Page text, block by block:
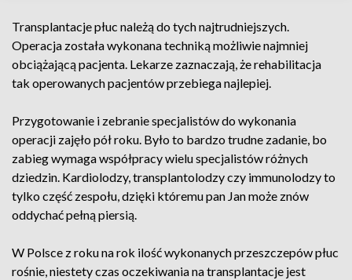
Transplantacje płuc należą do tych najtrudniejszych.
Operacja została wykonana techniką możliwie najmniej
obciążającą pacjenta. Lekarze zaznaczają, że rehabilitacja
tak operowanych pacjentów przebiega najlepiej.
Przygotowanie i zebranie specjalistów do wykonania
operacji zajęło pół roku. Było to bardzo trudne zadanie, bo
zabieg wymaga współpracy wielu specjalistów różnych
dziedzin. Kardiolodzy, transplantolodzy czy immunolodzy to
tylko część zespołu, dzięki któremu pan Jan może znów
oddychać pełną piersią.
W Polsce z roku na rok ilość wykonanych przeszczepów płuc
rośnie, niestety czas oczekiwania na transplantacje jest